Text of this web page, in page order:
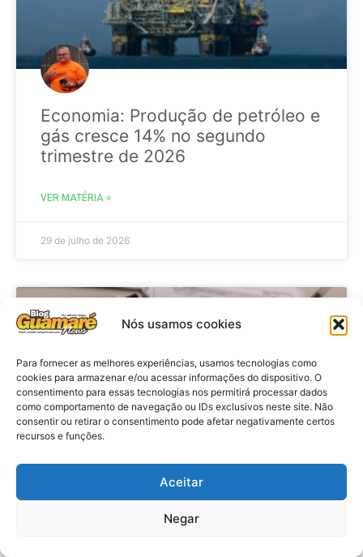
Nós usamos cookies
Para fornecer as melhores experiências, usamos tecnologias como
cookies para armazenar e/ou acessar informações do dispositivo. O
consentimento para essas tecnologias nos permitirá processar dados
como comportamento de navegação ou IDs exclusivos neste site. Não
consentir ou retirar o consentimento pode afetar negativamente certos
recursos e funções.
Aceitar
Negar
Economia: Produção de petróleo e
gás cresce 14% no segundo
trimestre de 2026
VER MATÉRIA »
29 de julho de 2026
Economia: Prazo de adesão ao
Programa Desenrola 2.0 é